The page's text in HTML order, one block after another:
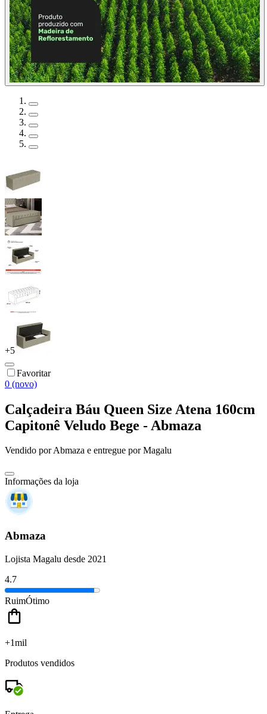
+5
Favoritar
0 (novo)
Calçadeira Báu Queen Size Atena 160cm
Capitonê Veludo Bege - Abmaza
Vendido porAbmaza e entregue por Magalu
Informações da loja
Abmaza
Lojista Magalu desde 2021
4.7
RuimÓtimo
+1mil
Produtos vendidos